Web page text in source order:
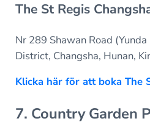
The St Regis
Nr 289 Shawan Road
District, Changsha, Hunan,
Klicka här för att boka The
7. Country Garden